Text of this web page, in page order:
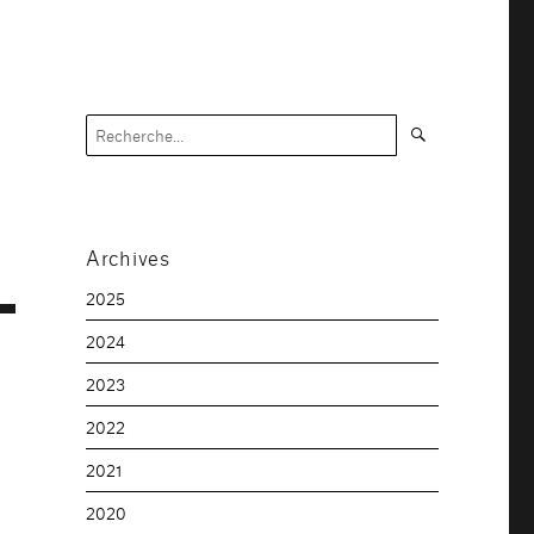
Recherche
pour :
Archives
2025
2024
2023
2022
2021
2020